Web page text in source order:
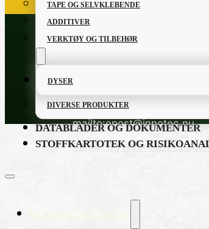
TAPE OG SELVKLEBENDE
ADDITIVER
VERKTØY OG TILBEHØR
DYSER
DIVERSE PRODUKTER
DATABLADER OG DOKUMENTER
STOFFKARTOTEK OG
INNOTEC NORWAY AS
MANSTAD
Telefon: 47 69 39 00 00
E-post:
mailto:epost@innotec.nu
Salgs- og